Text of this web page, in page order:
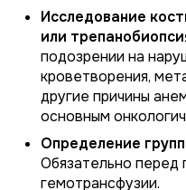
Исследование
или
подозрении на
кроветворения,
другие причины
основным
Определение
Обязательно перед
гемотрансфузии.